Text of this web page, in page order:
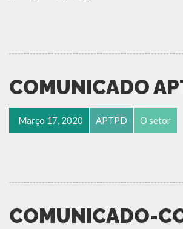
COMUNICADO
Março 17, 2020 APTPD O setor
COMUNICADO-